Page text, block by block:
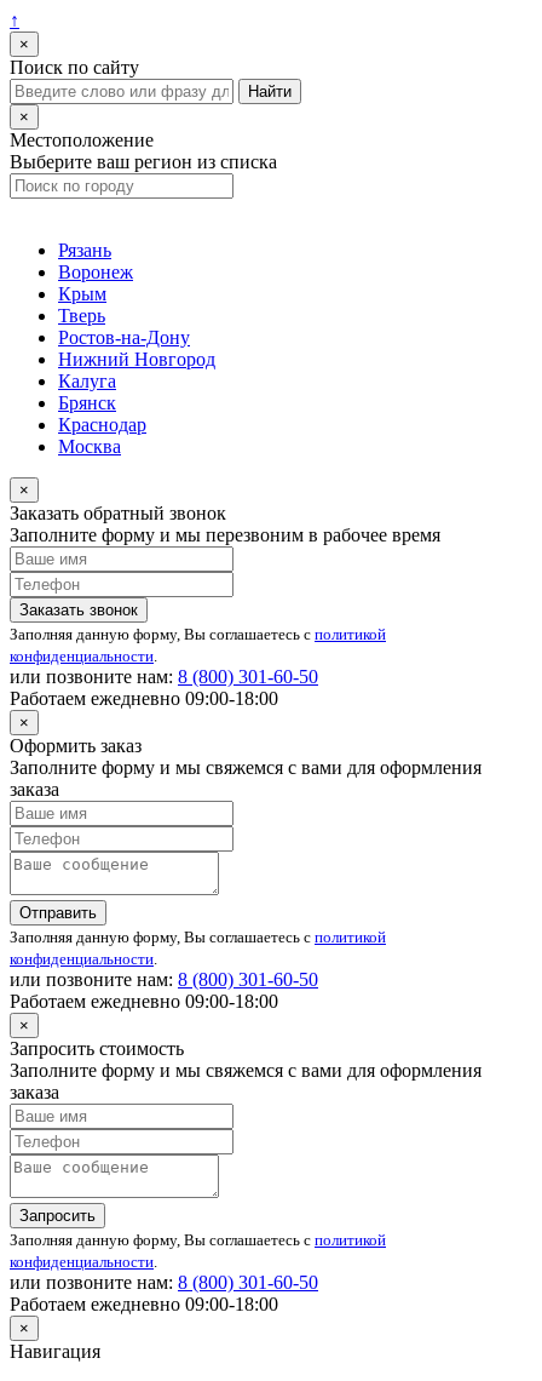
↑
×
Поиск по сайту
×
Местоположение
Выберите ваш регион из списка
Рязань
Воронеж
Крым
Тверь
Ростов-на-Дону
Нижний Новгород
Калуга
Брянск
Краснодар
Москва
×
Заказать обратный звонок
Заполните форму и мы перезвоним в рабочее время
Заказать звонок
Заполняя данную форму, Вы соглашаетесь с политикой
конфиденциальности.
или позвоните нам: 8 (800) 301-60-50
Работаем ежедневно 09:00-18:00
×
Оформить заказ
Заполните форму и мы свяжемся с вами для оформления
заказа
Отправить
Заполняя данную форму, Вы соглашаетесь с политикой
конфиденциальности.
или позвоните нам: 8 (800) 301-60-50
Работаем ежедневно 09:00-18:00
×
Запросить стоимость
Заполните форму и мы свяжемся с вами для оформления
заказа
Запросить
Заполняя данную форму, Вы соглашаетесь с политикой
конфиденциальности.
или позвоните нам: 8 (800) 301-60-50
Работаем ежедневно 09:00-18:00
×
Навигация